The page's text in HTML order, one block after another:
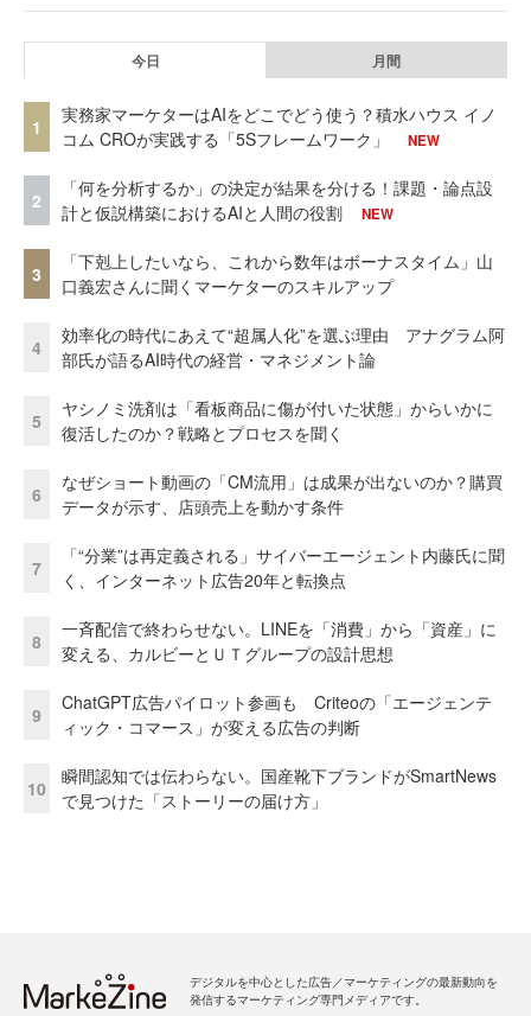
今日 月間
1
実務家マーケターはAIをどこでどう使う？積水ハウス イノ
コム CROが実践する「5Sフレームワーク」
NEW
2
「何を分析するか」の決定が結果を分ける！課題・論点設
計と仮説構築におけるAIと人間の役割
NEW
3
「下剋上したいなら、これから数年はボーナスタイム」山
口義宏さんに聞くマーケターのスキルアップ
4
効率化の時代にあえて“超属人化”を選ぶ理由 アナグラム阿
部氏が語るAI時代の経営・マネジメント論
5
ヤシノミ洗剤は「看板商品に傷が付いた状態」からいかに
復活したのか？戦略とプロセスを聞く
6
なぜショート動画の「CM流用」は成果が出ないのか？購買
データが示す、店頭売上を動かす条件
7
「“分業”は再定義される」サイバーエージェント内藤氏に聞
く、インターネット広告20年と転換点
8
一斉配信で終わらせない。LINEを「消費」から「資産」に
変える、カルビーとＵＴグループの設計思想
9
ChatGPT広告パイロット参画も Criteoの「エージェンテ
ィック・コマース」が変える広告の判断
10
瞬間認知では伝わらない。国産靴下ブランドがSmartNews
で見つけた「ストーリーの届け方」
デジタルを中心とした広告／マーケティングの最新動向を
発信するマーケティング専門メディアです。